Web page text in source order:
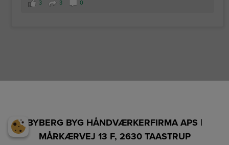
3 3 0
BYBERG BYG HÅNDVÆRKERFIRMA APS |
MÅRKÆRVEJ 13 F, 2630 TAASTRUP